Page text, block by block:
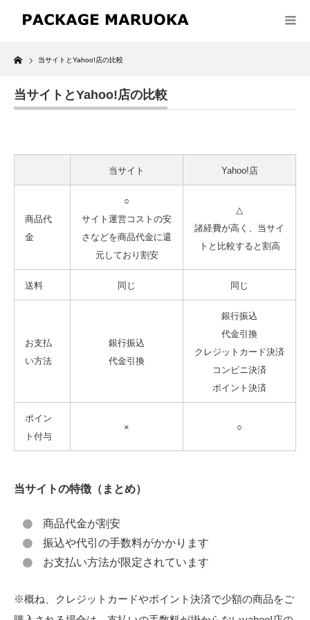
Home
当サイトとYahoo!店の比較
当サイトとYahoo!店の比較
当サイト Yahoo!店
商品代
金
○
サイト運営コストの安
さなどを商品代金に還
元しており割安
△
諸経費が高く、当サイ
トと比較すると割高
送料 同じ 同じ
お支払
い方法
銀行振込
代金引換
銀行振込
代金引換
クレジットカード決済
コンビニ決済
ポイント決済
ポイン
ト付与
× ○
当サイトの特徴（まとめ）
商品代金が割安
振込や代引の手数料がかかります
お支払い方法が限定されています
※概ね、クレジットカードやポイント決済で少額の商品をご